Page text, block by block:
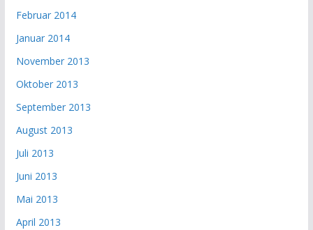
Februar 2014
Januar 2014
November 2013
Oktober 2013
September 2013
August 2013
Juli 2013
Juni 2013
Mai 2013
April 2013